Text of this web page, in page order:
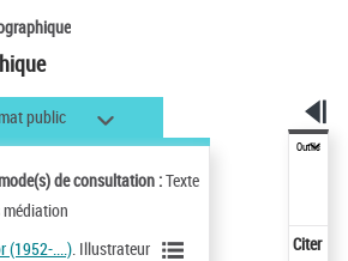
public
de consultation :Texte
(1952-....) . Illustrateur
Outils
Citer